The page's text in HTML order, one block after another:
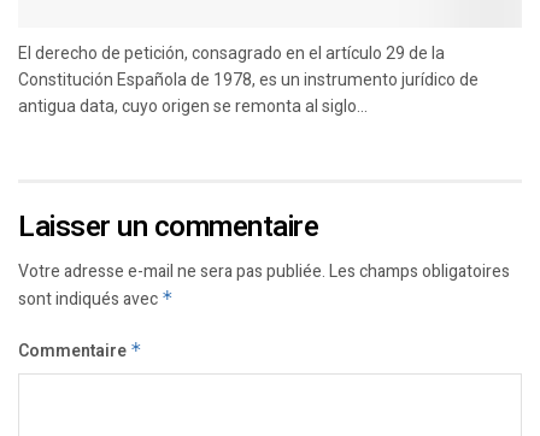
El derecho de petición, consagrado en el artículo 29 de la
Constitución Española de 1978, es un instrumento jurídico de
antigua data, cuyo origen se remonta al siglo...
Laisser un commentaire
Votre adresse e-mail ne sera pas publiée.Les champs obligatoires
sont indiqués avec *
Commentaire *